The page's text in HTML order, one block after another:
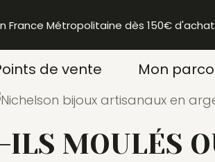
France Métropolitaine dès 150€
de vente Mon
MOULÉS